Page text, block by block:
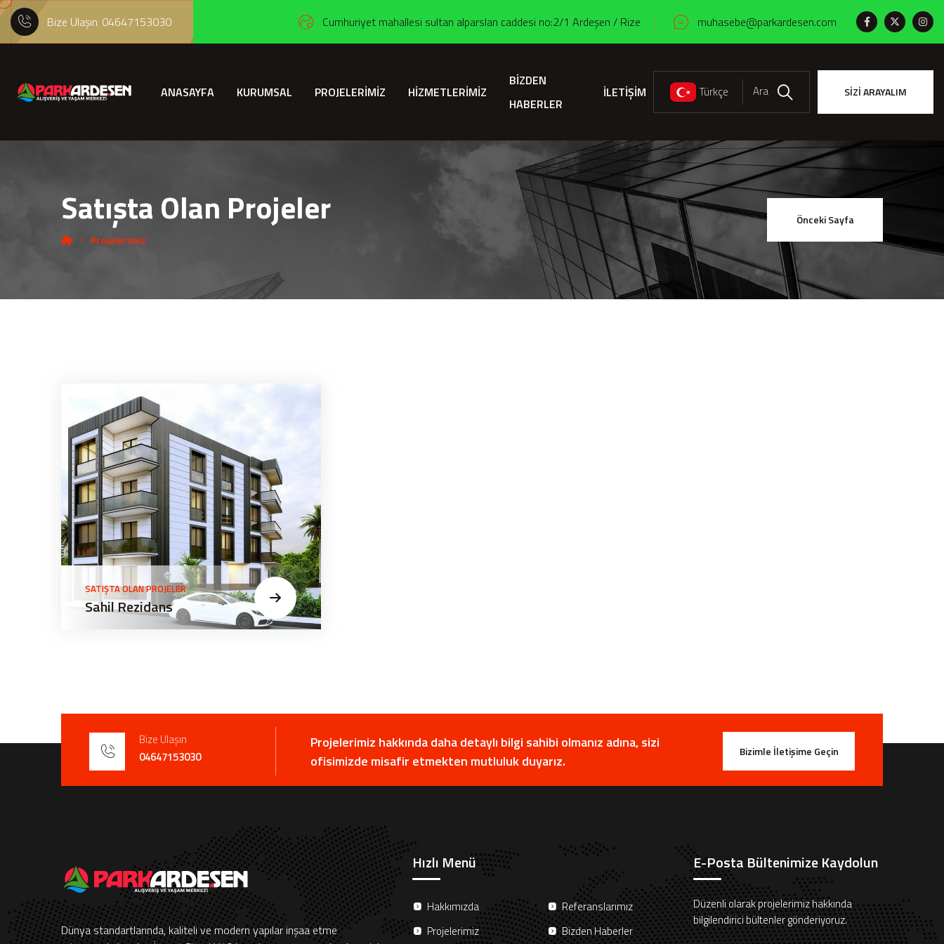
Bize Ulaşın 04647153030 Cumhuriyet mahallesi sultan alparslan caddesi no:2/1 Ardeşen / Rize muhasebe@parkardesen.com
ANASAYFA KURUMSAL PROJELERİMİZ HİZMETLERİMİZ
BİZDEN
HABERLER
İLETİŞİM Türkçe Ara Ara SİZİ ARAYALIM
Satışta Olan Projeler
Projelerimiz
Önceki Sayfa
SATIŞTA OLAN PROJELER
Sahil Rezidans
Bize Ulaşın
04647153030
Projelerimiz hakkında daha detaylı bilgi sahibi olmanız adına, sizi
ofisimizde misafir etmekten mutluluk duyarız.
Bizimle İletişime Geçin
Dünya standartlarında, kaliteli ve modern yapılar inşaa etme
Hızlı Menü
Hakkımızda
Projelerimiz
Referanslarımız
Bizden Haberler
E-Posta Bültenimize Kaydolun
Düzenli olarak projelerimiz hakkında
bilgilendirici bültenler gönderiyoruz.